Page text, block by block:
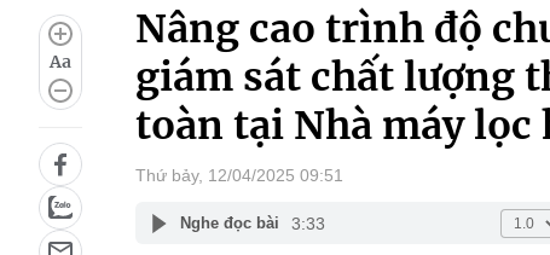
Aa
Nâng cao trình độ
giám sát chất lượng
toàn tại Nhà máy lọc
Thứ bảy, 12/04/2025 09:51
Nghe đọc bài 3:33